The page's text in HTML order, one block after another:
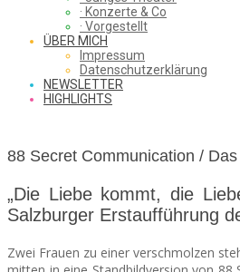
SAW
FROM
THE
· Konzerte & Co
· Vorgestellt
ÜBER MICH
Impressum
Datenschutzerklärung
NEWSLETTER
HIGHLIGHTS
88 Secret Communication /
„Die Liebe kommt, die
Salzburger Erstaufführung
Zwei Frauen zu einer verschmolzen